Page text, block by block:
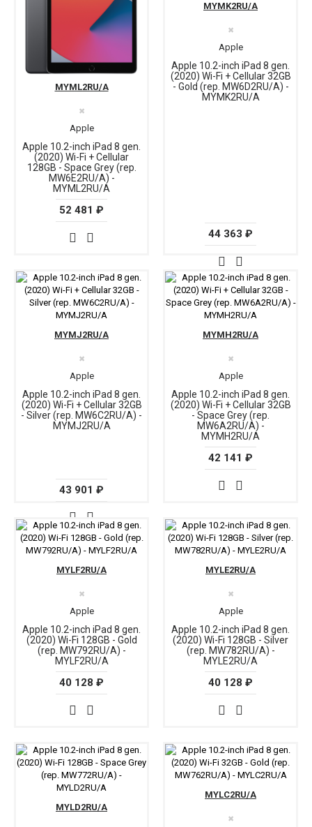
Apple 10.2-inch iPad 8 gen.
(2020) Wi-Fi + Cellular
128GB - Space Grey (rep.
MW6E2RU/A) -
MYML2RU/A
Apple
✖
MYML2RU/A
52 481 ₽
Apple 10.2-inch iPad 8 gen.
(2020) Wi-Fi + Cellular 32GB
- Gold (rep. MW6D2RU/A) -
MYMK2RU/A
Apple
✖
MYMK2RU/A
44 363 ₽
Apple 10.2-inch iPad 8 gen.
(2020) Wi-Fi + Cellular 32GB
- Silver (rep. MW6C2RU/A) -
MYMJ2RU/A
Apple
✖
MYMJ2RU/A
43 901 ₽
Apple 10.2-inch iPad 8 gen.
(2020) Wi-Fi + Cellular 32GB
- Space Grey (rep.
MW6A2RU/A) -
MYMH2RU/A
Apple
✖
MYMH2RU/A
42 141 ₽
Apple 10.2-inch iPad 8 gen.
(2020) Wi-Fi 128GB - Gold
(rep. MW792RU/A) -
MYLF2RU/A
Apple
✖
MYLF2RU/A
40 128 ₽
Apple 10.2-inch iPad 8 gen.
(2020) Wi-Fi 128GB - Silver
(rep. MW782RU/A) -
MYLE2RU/A
Apple
✖
MYLE2RU/A
40 128 ₽
MYLD2RU/A
✖
MYLC2RU/A